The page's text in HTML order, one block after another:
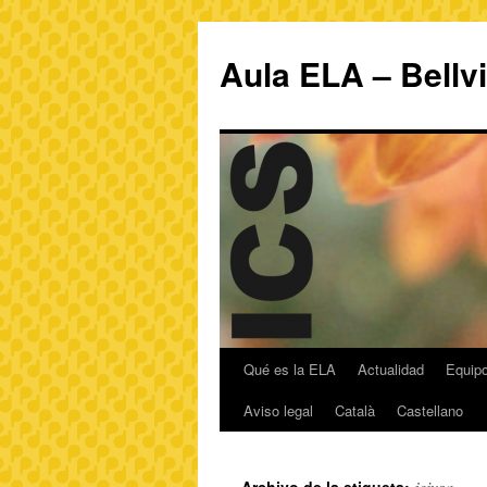
Aula ELA –
Qué es la ELA Actualidad
Aviso legal
Català Castellano